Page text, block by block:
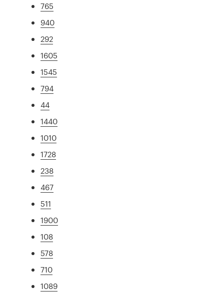
765
940
292
1605
1545
794
44
1440
1010
1728
238
467
511
1900
108
578
710
1089